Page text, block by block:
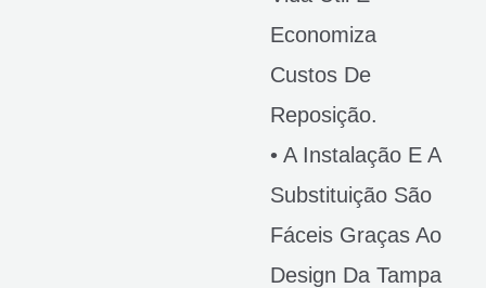
Economiza
Custos De
Reposição.
• A Instalação E A
Substituição São
Fáceis Graças Ao
Design Da Tampa